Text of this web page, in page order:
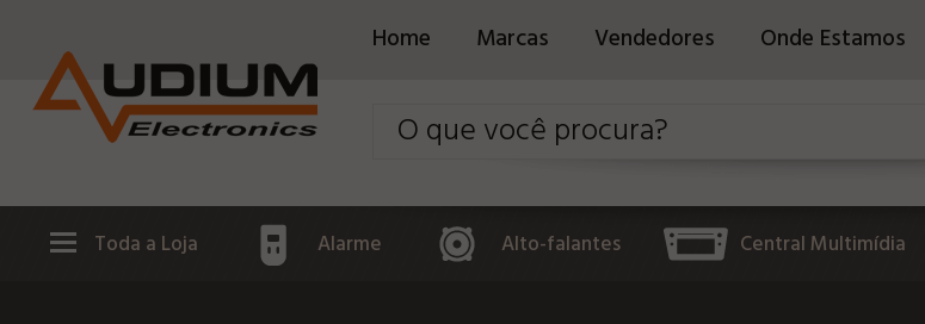
Home Marcas Vendedores Onde Estamos
Toda a Loja Alarme Alto-falantes Central Multimídia